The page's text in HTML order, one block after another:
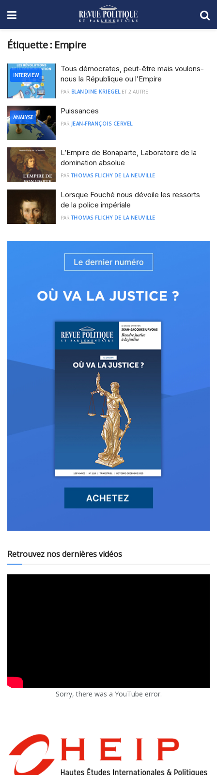
Étiquette : Empire
INTERVIEW
Tous démocrates, peut-être mais voulons-
nous la République ou l’Empire
PAR BLANDINE KRIEGEL ET 2 AUTRE
ANALYSE
Puissances
PAR JEAN-FRANÇOIS CERVEL
L’Empire de Bonaparte, Laboratoire de la
domination absolue
PAR THOMAS FLICHY DE LA NEUVILLE
Lorsque Fouché nous dévoile les ressorts
de la police impériale
PAR THOMAS FLICHY DE LA NEUVILLE
Retrouvez nos dernières vidéos
Sorry, there was a YouTube error.